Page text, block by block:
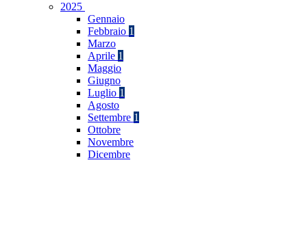
2025
Gennaio
Febbraio 1
Marzo
Aprile 1
Maggio
Giugno
Luglio 1
Agosto
Settembre 1
Ottobre
Novembre
Dicembre